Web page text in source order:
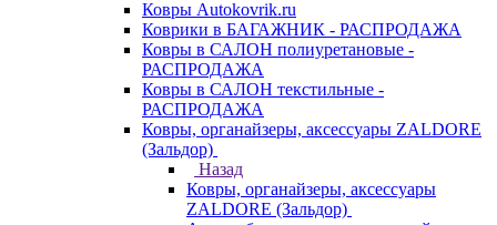
Ковры Autokovrik.ru
Коврики в БАГАЖНИК - РАСПРОДАЖА
Ковры в САЛОН полиуретановые -
РАСПРОДАЖА
Ковры в САЛОН текстильные -
РАСПРОДАЖА
Ковры, органайзеры, аксессуары ZALDORE
(Зальдор)
Назад
Ковры, органайзеры, аксессуары
ZALDORE (Зальдор)